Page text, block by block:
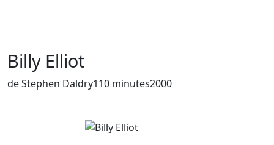
Billy Elliot
de Stephen Daldry110 minutesAnnée de sortie du film
2000